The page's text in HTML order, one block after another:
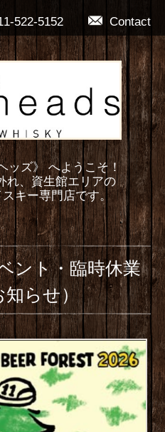
Contact
522-5152
ッズ》 へようこそ！
、資生館エリアの
キー専門店です。
ント・臨時休業
知らせ）